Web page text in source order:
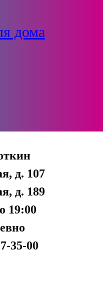
дома
д. 107
д. 189
19:00
35-00